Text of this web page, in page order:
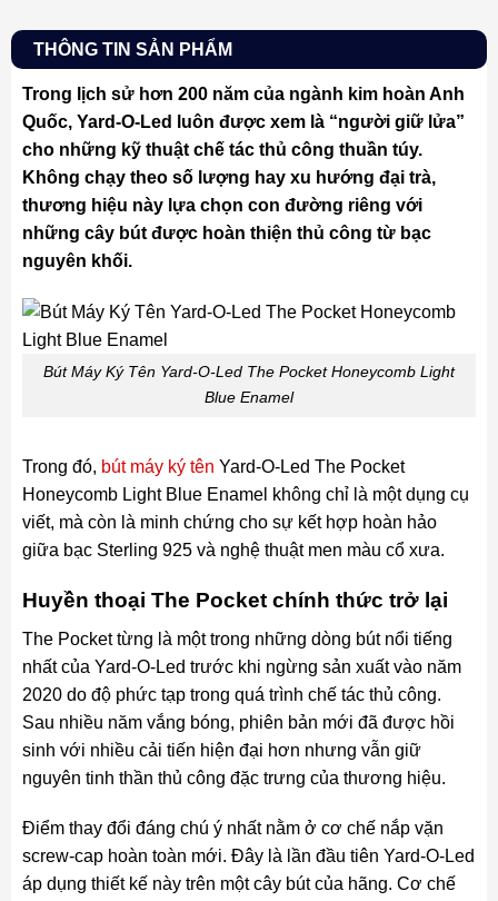
THÔNG TIN SẢN PHẨM
Trong lịch sử hơn 200 năm của ngành kim hoàn Anh
Quốc, Yard-O-Led luôn được xem là “người giữ lửa”
cho những kỹ thuật chế tác thủ công thuần túy.
Không chạy theo số lượng hay xu hướng đại trà,
thương hiệu này lựa chọn con đường riêng với
những cây bút được hoàn thiện thủ công từ bạc
nguyên khối.
Bút Máy Ký Tên Yard-O-Led The Pocket Honeycomb Light
Blue Enamel
Trong đó, bút máy ký tên Yard-O-Led The Pocket
Honeycomb Light Blue Enamel không chỉ là một dụng cụ
viết, mà còn là minh chứng cho sự kết hợp hoàn hảo
giữa bạc Sterling 925 và nghệ thuật men màu cổ xưa.
Huyền thoại The Pocket chính thức trở lại
The Pocket từng là một trong những dòng bút nổi tiếng
nhất của Yard-O-Led trước khi ngừng sản xuất vào năm
2020 do độ phức tạp trong quá trình chế tác thủ công.
Sau nhiều năm vắng bóng, phiên bản mới đã được hồi
sinh với nhiều cải tiến hiện đại hơn nhưng vẫn giữ
nguyên tinh thần thủ công đặc trưng của thương hiệu.
Điểm thay đổi đáng chú ý nhất nằm ở cơ chế nắp vặn
screw-cap hoàn toàn mới. Đây là lần đầu tiên Yard-O-Led
áp dụng thiết kế này trên một cây bút của hãng. Cơ chế